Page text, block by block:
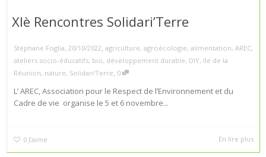
XIè Rencontres Solidari’Terre
Stéphane Foglia, 20/10/2022, agriculture, agroécologie, alimentation, AREC,
ateliers socio-éducatifs, bio, développement durable, DIY, Ile de la
Réunion, nature, Solidari'Terre, 0
L’ AREC, Association pour le Respect de l’Environnement et du
Cadre de vie organise le 5 et 6 novembre...
0 J’aime En lire plus